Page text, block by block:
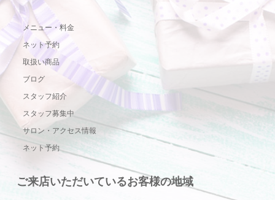
メニュー・料金
ネット予約
取扱い商品
ブログ
スタッフ紹介
スタッフ募集中
サロン・アクセス情報
ネット予約
ご来店いただいているお客様の地域